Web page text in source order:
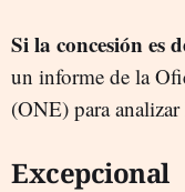
Si la concesión es
un informe de la
(ONE) para
Excepcional